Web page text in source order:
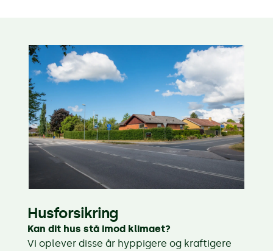
Husforsikring
Kan dit hus stå imod klimaet?
Vi oplever disse år hyppigere og kraftigere